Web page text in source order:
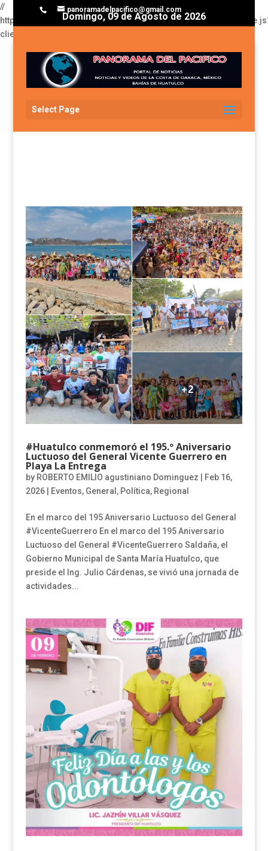
//
https://pagead2.googlesyndication.com/pagead/js/
client=ca-pub-3929368393811174
panoramadelpacifico@gmail.com
Domingo, 09 de Agosto de 2026
Select Page
#Huatulco conmemoró el 195.º Aniversario
Luctuoso del General Vicente Guerrero en
Playa La Entrega
by ROBERTO EMILIO agustiniano Dominguez
Feb 16,
2026| Eventos, General , Política, Regional
En el marco del 195 Aniversario Luctuoso del General
#VicenteGuerrero En el marco del 195 Aniversario
Luctuoso del General #VicenteGuerrero Saldaña, el
Gobierno Municipal de Santa María Huatulco, que
preside el Ing. Julio Cárdenas, se vivió una jornada de
actividades...